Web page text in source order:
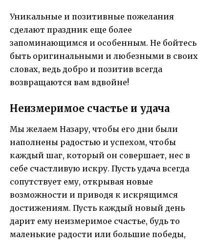
Уникальные и позитивные пожелания
сделают праздник еще более
запоминающимся и особенным. Не бойтесь
быть оригинальными и любезными в своих
словах, ведь добро и позитив всегда
возвращаются вам вдвойне!
Неизмеримое счастье и удача
Мы желаем Назару, чтобы его дни были
наполнены радостью и успехом, чтобы
каждый шаг, который он совершает, нес в
себе счастливую искру. Пусть удача всегда
сопутствует ему, открывая новые
возможности и приводя к искрящимся
достижениям. Пусть каждый новый день
дарит ему неизмеримое счастье, будь то
маленькие радости или большие победы,